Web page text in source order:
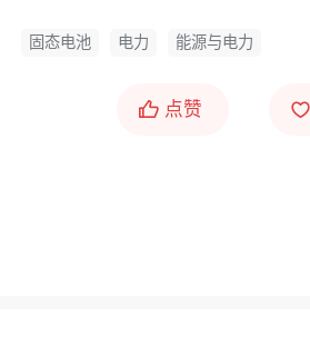
固态电池 电力 能源与电力
点赞